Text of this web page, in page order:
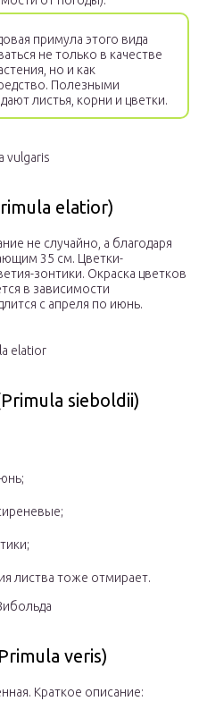
примула этого вида
не только в качестве
но и как
Полезными
листья, корни и цветки.
vulgaris
elatior)
не случайно, а благодаря
35 см. Цветки-
зонтики. Окраска цветков
в зависимости
с апреля по июнь.
elatior
sieboldii)
листва тоже отмирает.
veris)
Краткое описание: